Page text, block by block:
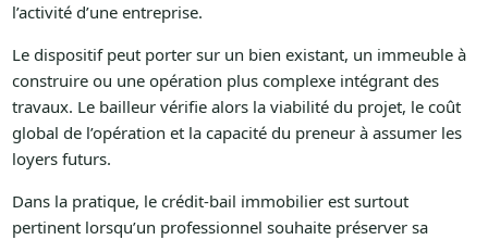
l’activité d’une entreprise.
Le dispositif peut porter sur un bien existant, un immeuble à
construire ou une opération plus complexe intégrant des
travaux. Le bailleur vérifie alors la viabilité du projet, le coût
global de l’opération et la capacité du preneur à assumer les
loyers futurs.
Dans la pratique, le crédit-bail immobilier est surtout
pertinent lorsqu’un professionnel souhaite préserver sa